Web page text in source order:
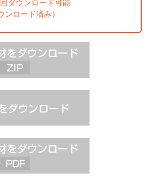
回ダウンロード可能
ンロード済み）